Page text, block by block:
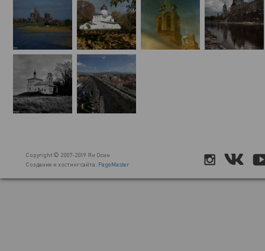
Copyright © 2007-2019 Ян Осин
Создание и хостинг сайта: PageMaster